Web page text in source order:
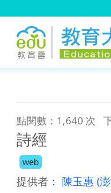
點閱數：1,640 次
詩經
web
提供者： 陳玉惠 (